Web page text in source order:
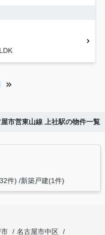
市営東山線 上社駅の物件一覧
件) 新築戸建(1件)
名古屋市中区